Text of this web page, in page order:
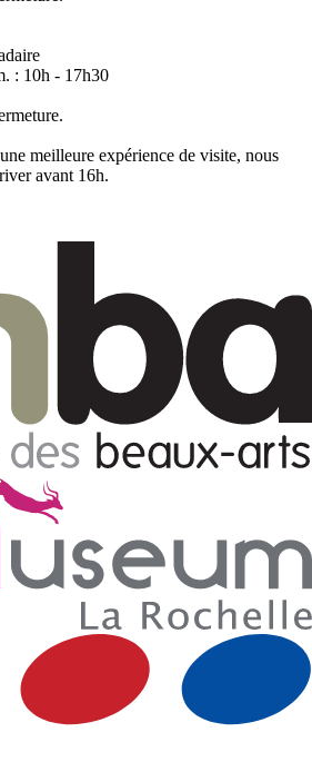
: 10h - 17h30
meilleure expérience de visite, nous
avant 16h.